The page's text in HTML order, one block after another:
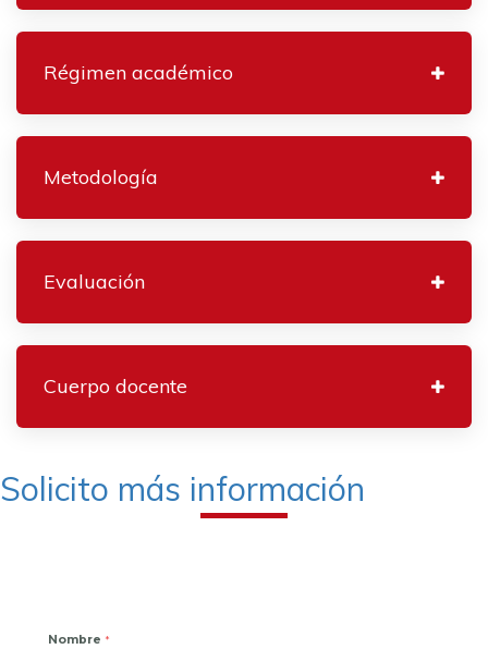
Régimen académico
Metodología
Evaluación
Cuerpo docente
Solicito más información
Nombre